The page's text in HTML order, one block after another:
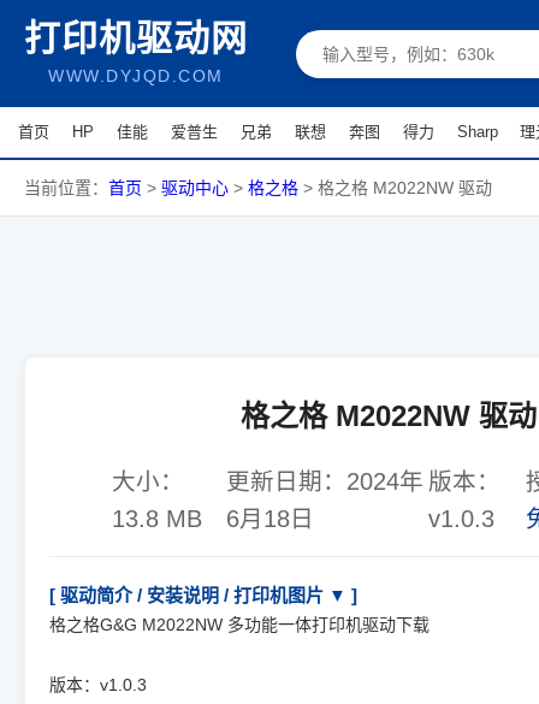
打印机驱动网
WWW.DYJQD.COM
首页 HP 佳能 爱普生 兄弟 联想 奔图 得力 Sharp 理
当前位置： 首页 > 驱动中心 > 格之格 > 格之格 M2022NW 驱动
格之格 M2022NW 驱动
大小：
13.8 MB
更新日期： 2024年
6月18日
版本：
v1.0.3
[ 驱动简介 / 安装说明 / 打印机图片 ▼ ]
格之格G&G M2022NW 多功能一体打印机驱动下载
版本：v1.0.3